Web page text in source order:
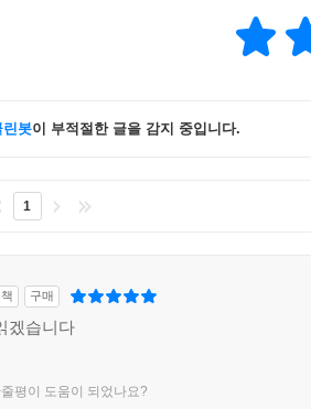
린봇이 부적절한 글을 감지 중입니다.
1
구매
겠습니다
평이 도움이 되었나요?